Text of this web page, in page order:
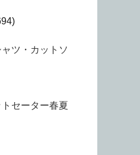
ツ・カットソ
セーター春夏